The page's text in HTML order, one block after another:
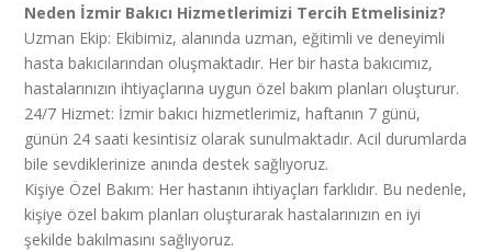
Neden İzmir Bakıcı Hizmetlerimizi Tercih Etmelisiniz?
Uzman Ekip: Ekibimiz, alanında uzman, eğitimli ve deneyimli
hasta bakıcılarından oluşmaktadır. Her bir hasta bakıcımız,
hastalarınızın ihtiyaçlarına uygun özel bakım planları oluşturur.
24/7 Hizmet: İzmir bakıcı hizmetlerimiz, haftanın 7 günü,
günün 24 saati kesintisiz olarak sunulmaktadır. Acil durumlarda
bile sevdiklerinize anında destek sağlıyoruz.
Kişiye Özel Bakım: Her hastanın ihtiyaçları farklıdır. Bu nedenle,
kişiye özel bakım planları oluşturarak hastalarınızın en iyi
şekilde bakılmasını sağlıyoruz.